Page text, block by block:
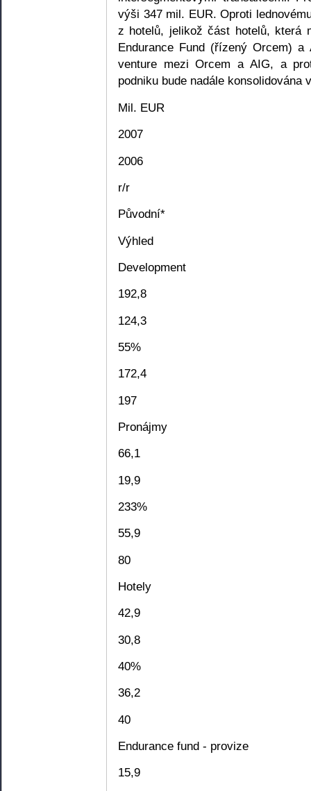
výši 347 mil. EUR. Oproti
z hotelů, jelikož část hotelů, která
Endurance Fund (řízený Orcem)
venture mezi Orcem a AIG, a
podniku bude nadále konsolidována
Mil. EUR
2007
2006
r/r
Původní*
Výhled
Development
192,8
124,3
55%
172,4
197
Pronájmy
66,1
19,9
233%
55,9
80
Hotely
42,9
30,8
40%
36,2
40
Endurance fund - provize
15,9